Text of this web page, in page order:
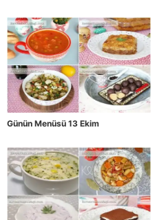
Günün Menüsü 13 Ekim